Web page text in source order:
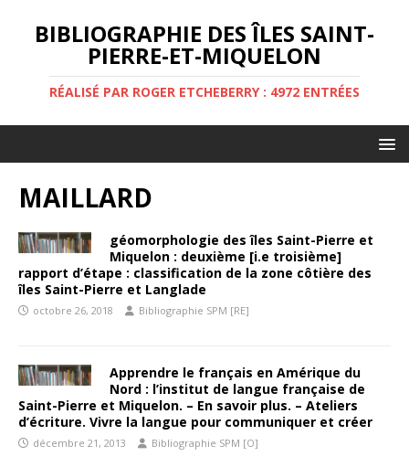
BIBLIOGRAPHIE DES ÎLES SAINT-
PIERRE-ET-MIQUELON
RÉALISÉ PAR ROGER ETCHEBERRY : 4972 ENTRÉES
MAILLARD
géomorphologie des îles Saint-Pierre et
Miquelon : deuxième [i.e troisième]
rapport d’étape : classification de la zone côtière des
îles Saint-Pierre et Langlade
octobre 26, 2018 Bibliographie SPM [RE]
Apprendre le français en Amérique du
Nord : l’institut de langue française de
Saint-Pierre et Miquelon. – En savoir plus. – Ateliers
d’écriture. Vivre la langue pour communiquer et créer
décembre 21, 2013 Bibliographie SPM [O]